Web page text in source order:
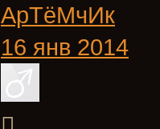
АрТёМчИк
16 янв 2014